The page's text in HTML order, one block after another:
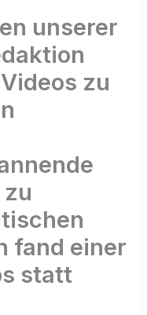
unserer
zu
fand einer
statt